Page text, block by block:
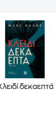
δεκαεπτά